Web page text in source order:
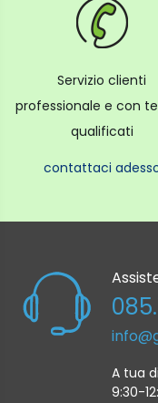
Servizio clienti
professionale e con
qualificati
contattaci
A tua
9:30-